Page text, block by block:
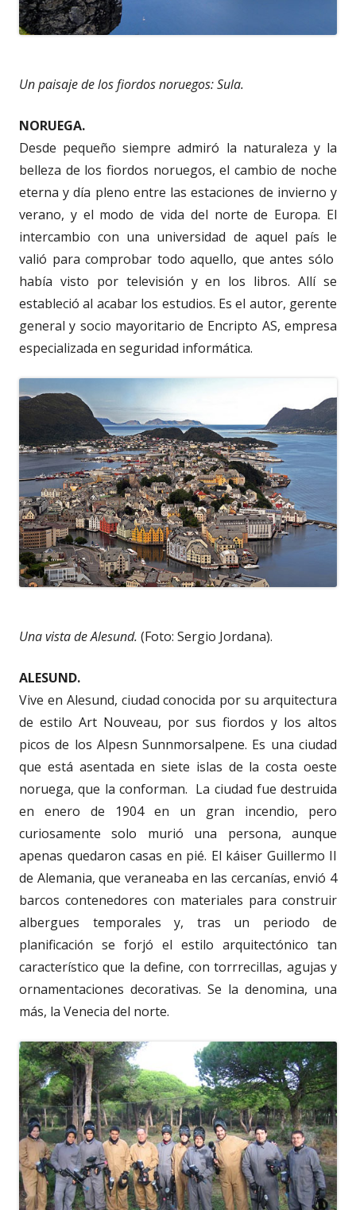
Un paisaje de los fiordos noruegos: Sula.
NORUEGA.
Desde pequeño siempre admiró la naturaleza y la
belleza de los fiordos noruegos, el cambio de noche
eterna y día pleno entre las estaciones de invierno y
verano, y el modo de vida del norte de Europa. El
intercambio con una universidad de aquel país le
valió para comprobar todo aquello, que antes sólo
había visto por televisión y en los libros. Allí se
estableció al acabar los estudios. Es el autor, gerente
general y socio mayoritario de Encripto AS, empresa
especializada en seguridad informática.
Una vista de Alesund. (Foto: Sergio Jordana).
ALESUND.
Vive en Alesund, ciudad conocida por su arquitectura
de estilo Art Nouveau, por sus fiordos y los altos
picos de los Alpesn Sunnmorsalpene. Es una ciudad
que está asentada en siete islas de la costa oeste
noruega, que la conforman. La ciudad fue destruida
en enero de 1904 en un gran incendio, pero
curiosamente solo murió una persona, aunque
apenas quedaron casas en pié. El káiser Guillermo II
de Alemania, que veraneaba en las cercanías, envió 4
barcos contenedores con materiales para construir
albergues temporales y, tras un periodo de
planificación se forjó el estilo arquitectónico tan
característico que la define, con torrrecillas, agujas y
ornamentaciones decorativas. Se la denomina, una
más, la Venecia del norte.